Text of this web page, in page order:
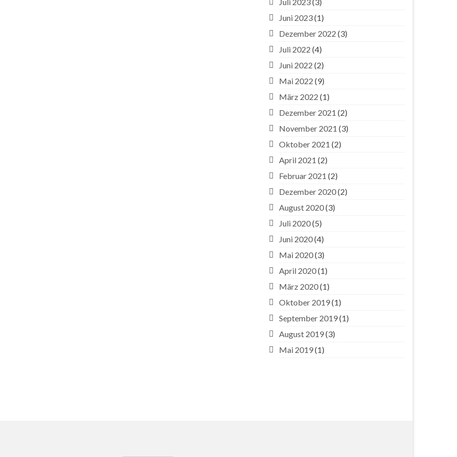
Juli 2023(3)
Juni 2023(1)
Dezember 2022 (3)
Juli 2022 (4)
Juni 2022 (2)
Mai 2022 (9)
März 2022 (1)
Dezember 2021 (2)
November 2021 (3)
Oktober 2021 (2)
April 2021 (2)
Februar 2021 (2)
Dezember 2020(2)
August 2020(3)
Juli 2020(5)
Juni 2020(4)
Mai 2020(3)
April 2020(1)
März 2020(1)
Oktober 2019(1)
September 2019(1)
August 2019(3)
Mai 2019(1)